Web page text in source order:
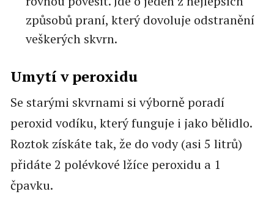
způsobů praní, který dovoluje odstranění
veškerých skvrn.
Umytí v peroxidu
Se starými skvrnami si výborně poradí
peroxid vodíku, který funguje i jako bělidlo.
Roztok získáte tak, že do vody (asi 5 litrů)
přidáte 2 polévkové lžíce peroxidu a 1
čpavku.